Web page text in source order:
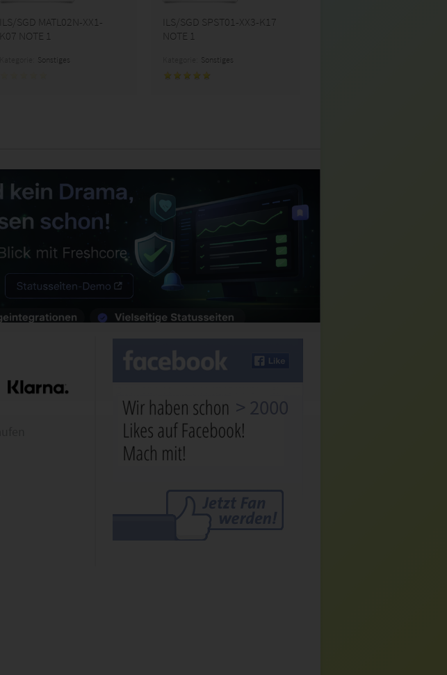
ILS/SGD MATL02N-XX1-
K07 NOTE 1
Sonstiges
ILS/SGD SPST01-XX3-K17
NOTE 1
Sonstiges
> 2000